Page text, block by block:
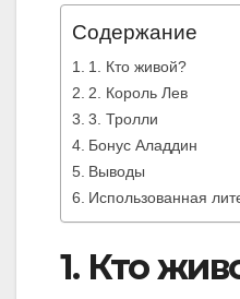
Содержание
1. Кто живой?
2. Король Лев
3. Тролли
Бонус Аладдин
Выводы
Использованная
1. Кто